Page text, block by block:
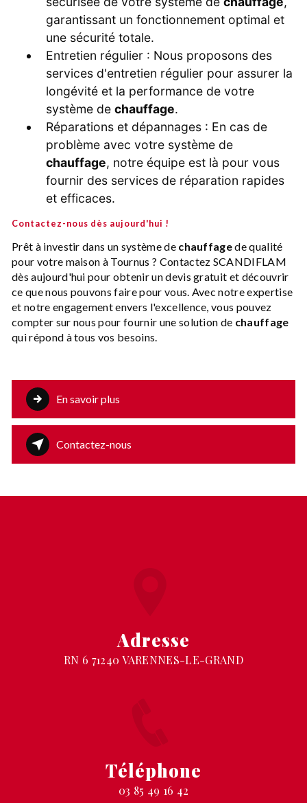
garantissant un fonctionnement optimal et
une sécurité totale.
Entretien régulier : Nous proposons des
services d'entretien régulier pour assurer la
longévité et la performance de votre
système de chauffage.
Réparations et dépannages : En cas de
problème avec votre système de
chauffage, notre équipe est là pour vous
fournir des services de réparation rapides
et efficaces.
Contactez-nous dès aujourd'hui !
Prêt à investir dans un système de chauffagede qualité
pour votre maison à Tournus ? Contactez SCANDIFLAM
dès aujourd'hui pour obtenir un devis gratuit et découvrir
ce que nous pouvons faire pour vous. Avec notre expertise
et notre engagement envers l'excellence, vous pouvez
compter sur nous pour fournir une solution de chauffage
qui répond à tous vos besoins.
En savoir plus
Contactez-nous
Adresse
RN 6 71240 VARENNES-LE-GRAND
Téléphone
03 85 49 16 42